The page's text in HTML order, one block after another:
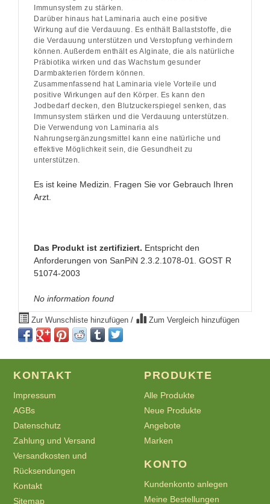
Immunsystem zu stärken.
Darüber hinaus hat Laminaria auch eine positive
Wirkung auf die Verdauung. Es enthält Ballaststoffe, die
die Verdauung unterstützen und Verstopfung verhindern
können. Außerdem enthält es Alginate, die als natürliche
Präbiotika wirken und das Wachstum gesunder
Darmbakterien fördern können.
Zusammenfassend hat Laminaria viele Vorteile und
positive Wirkungen auf den Körper. Es kann den
Jodbedarf decken, den Blutzuckerspiegel senken, das
Immunsystem stärken und die Verdauung unterstützen.
Die Verwendung von Laminaria als
Nahrungsergänzungsmittel kann eine natürliche und
effektive Möglichkeit sein, die Gesundheit zu
unterstützen.
Es ist keine Medizin. Fragen Sie vor Gebrauch Ihren
Arzt.
Das Produkt ist zertifiziert. Entspricht den
Anforderungen von SanPiN 2.3.2.1078-01. GOST R
51074-2003
No information found
Zur Wunschliste hinzufügen / Zum Vergleich hinzufügen
KONTAKT
Impressum
AGBs
Datenschutz
Zahlung und Versand
Versandkosten und
Rücksendungen
Kontakt
Sitemap
PRODUKTE
Alle Produkte
Neue Produkte
Angebote
Marken
KONTO
Kundenkonto anlegen
Meine Bestellungen